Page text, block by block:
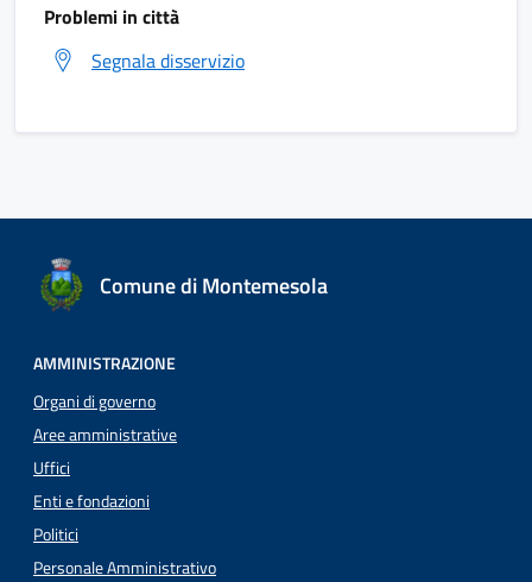
Problemi in città
Segnala disservizio
Comune di Montemesola
AMMINISTRAZIONE
Organi di governo
Aree amministrative
Uffici
Enti e fondazioni
Politici
Personale Amministrativo